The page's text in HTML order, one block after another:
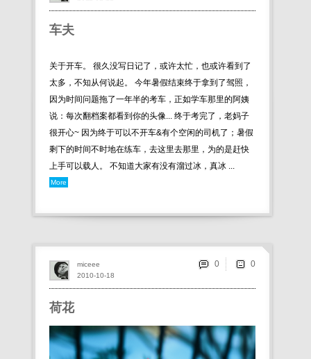
车夫
关于开车。 很久没写日记了，或许太忙，也或许看到了
太多，不知从何说起。 今年暑假结束终于拿到了驾照，
因为时间问题拖了一年半的考车，正如学车那里的阿姨
说：每次翻档案都看到你的头像... 终于考完了，老妈子
很开心~ 因为终于可以不开车&有个空闲的司机了；暑假
剩下的时间不时地在练车，去这里去那里，为的是赶快
上手可以载人。 不知道大家有没有溜过冰，真冰 ...
More
荷花
2010-10-18
miceee 0